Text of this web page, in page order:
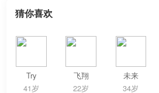
猜你喜欢
Try
41岁
飞翔
22岁
未来
34岁